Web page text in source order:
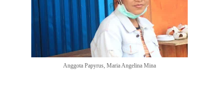
Anggota Papyrus, Maria Angelina Mina